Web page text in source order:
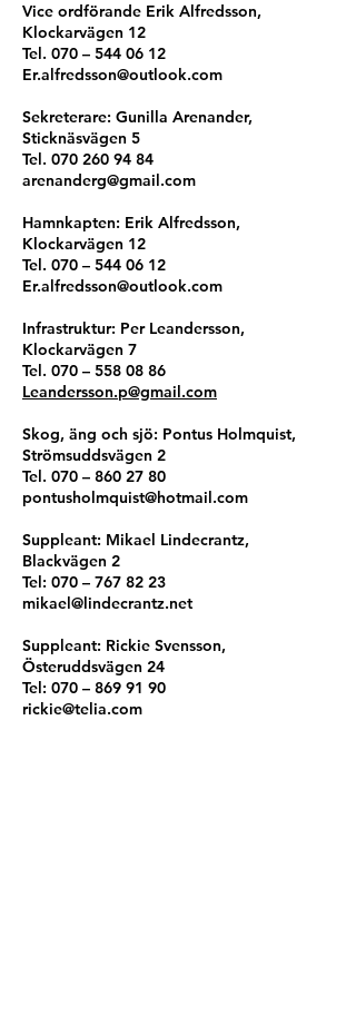
Vice ordförande Erik Alfredsson,
Klockarvägen 12
Tel. 070 – 544 06 12
Er.alfredsson@outlook.com
Sekreterare: Gunilla Arenander,
Sticknäsvägen 5
Tel. 070 260 94 84
arenanderg@gmail.com
Hamnkapten: Erik Alfredsson,
Klockarvägen 12
Tel. 070 – 544 06 12
Er.alfredsson@outlook.com
Infrastruktur: Per Leandersson,
Klockarvägen 7
Tel. 070 – 558 08 86
Leandersson.p@gmail.com
Skog, äng och sjö: Pontus Holmquist,
Strömsuddsvägen 2
Tel. 070 – 860 27 80
pontusholmquist@hotmail.com
Suppleant: Mikael Lindecrantz,
Blackvägen 2
Tel: 070 – 767 82 23
mikael@lindecrantz.net
Suppleant: Rickie Svensson,
Österuddsvägen 24
Tel: 070 – 869 91 90
rickie@telia.com